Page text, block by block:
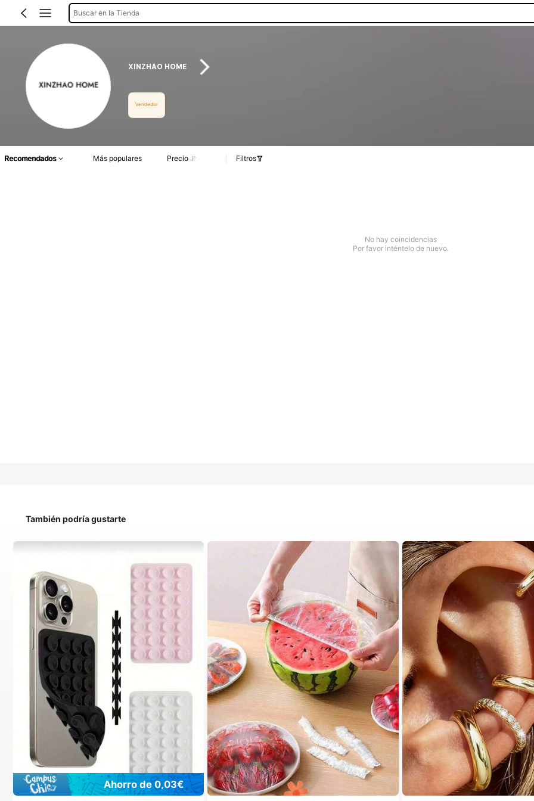
Buscar en la Tienda
XINZHAO HOME
Vendedor
Recomendados Más populares Precio Filtros
No hay coincidencias
Por favor inténtelo de nuevo.
También podría gustarte
Ahorro de 0,03€